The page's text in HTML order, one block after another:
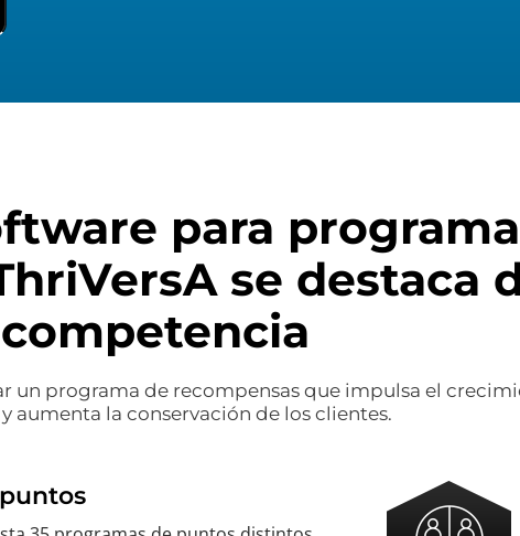
para
se destaca
competencia
un programa de recompensas que impulsa el
aumenta la conservación de los clientes.